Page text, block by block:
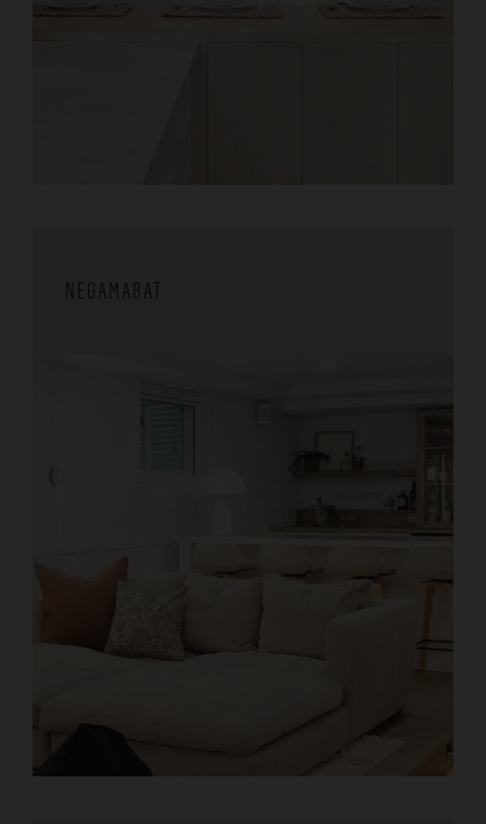
NEGAMABAT